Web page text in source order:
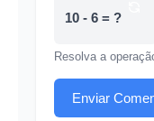
10 - 6 = ?
Resolva a
Enviar